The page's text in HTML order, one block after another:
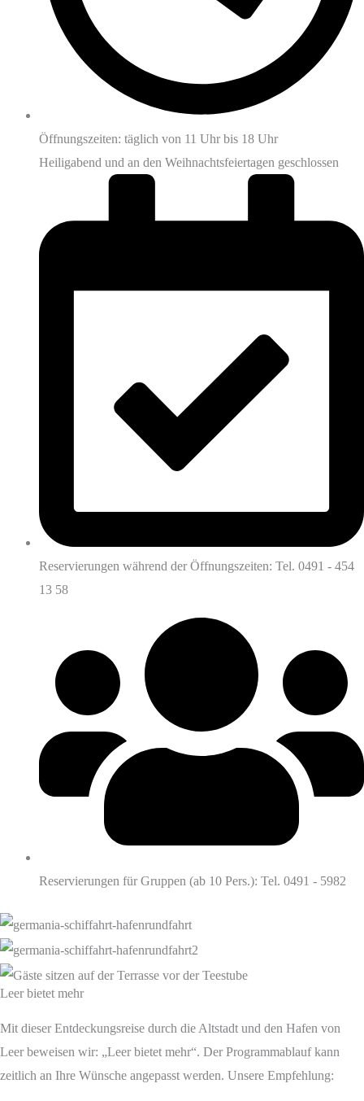
Öffnungszeiten: täglich von 11 Uhr bis 18 Uhr
Heiligabend und an den Weihnachtsfeiertagen geschlossen
Reservierungen während der Öffnungszeiten: Tel. 0491 - 454
13 58
Reservierungen für Gruppen (ab 10 Pers.): Tel. 0491 - 5982
Leer bietet mehr
Mit dieser Entdeckungsreise durch die Altstadt und den Hafen von
Leer beweisen wir: „Leer bietet mehr“. Der Programmablauf kann
zeitlich an Ihre Wünsche angepasst werden. Unsere Empfehlung: